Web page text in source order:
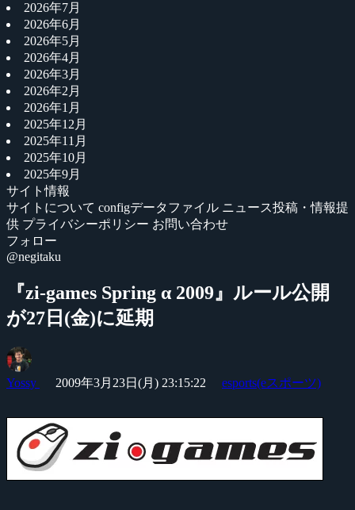
2026年7月
2026年6月
2026年5月
2026年4月
2026年3月
2026年2月
2026年1月
2025年12月
2025年11月
2025年10月
2025年9月
サイト情報
サイトについて configデータファイル ニュース投稿・情報提
供 プライバシーポリシー お問い合わせ
フォロー
@negitaku
『zi-games Spring α 2009』ルール公開
が27日(金)に延期
Yossy 2009年3月23日(月) 23:15:22 esports(eスポーツ)